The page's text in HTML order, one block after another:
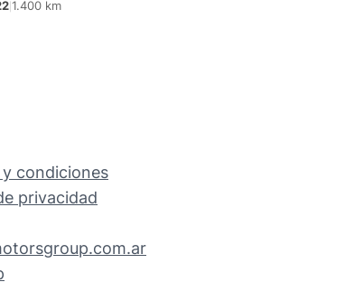
|1.400 km
condiciones
privacidad